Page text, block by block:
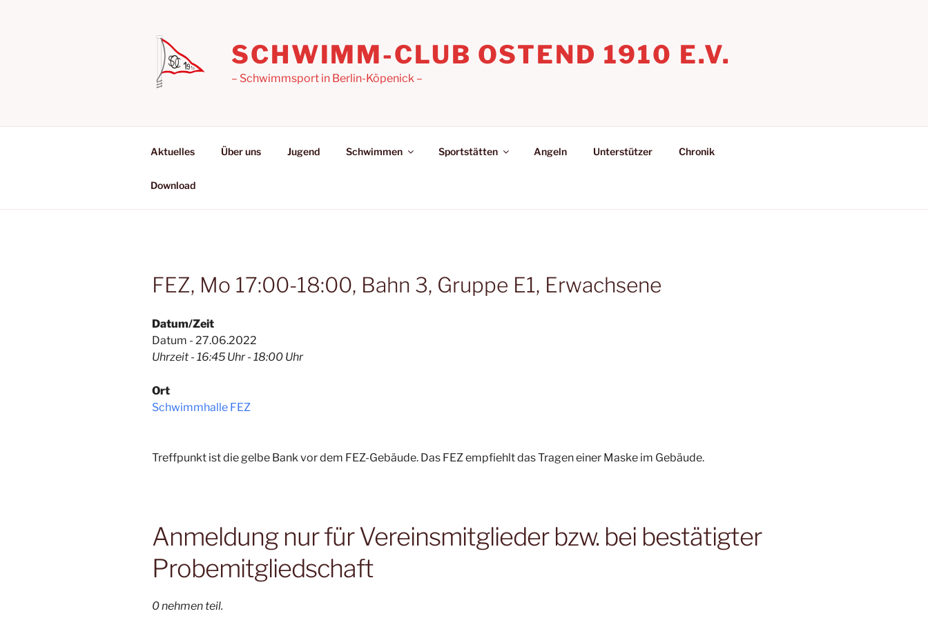
SCHWIMM-CLUB OSTEND 1910 E.V.
– Schwimmsport in Berlin-Köpenick –
Aktuelles Über uns Jugend Schwimmen Sportstätten Angeln Unterstützer Chronik
Download
FEZ, Mo 17:00-18:00, Bahn 3, Gruppe E1, Erwachsene
Datum/Zeit
Datum - 27.06.2022
Uhrzeit - 16:45 Uhr - 18:00 Uhr
Ort
Schwimmhalle FEZ
Treffpunkt ist die gelbe Bank vor dem FEZ-Gebäude. Das FEZ empfiehlt das Tragen einer Maske im Gebäude.
Anmeldung nur für Vereinsmitglieder bzw. bei bestätigter
Probemitgliedschaft
0 nehmen teil.